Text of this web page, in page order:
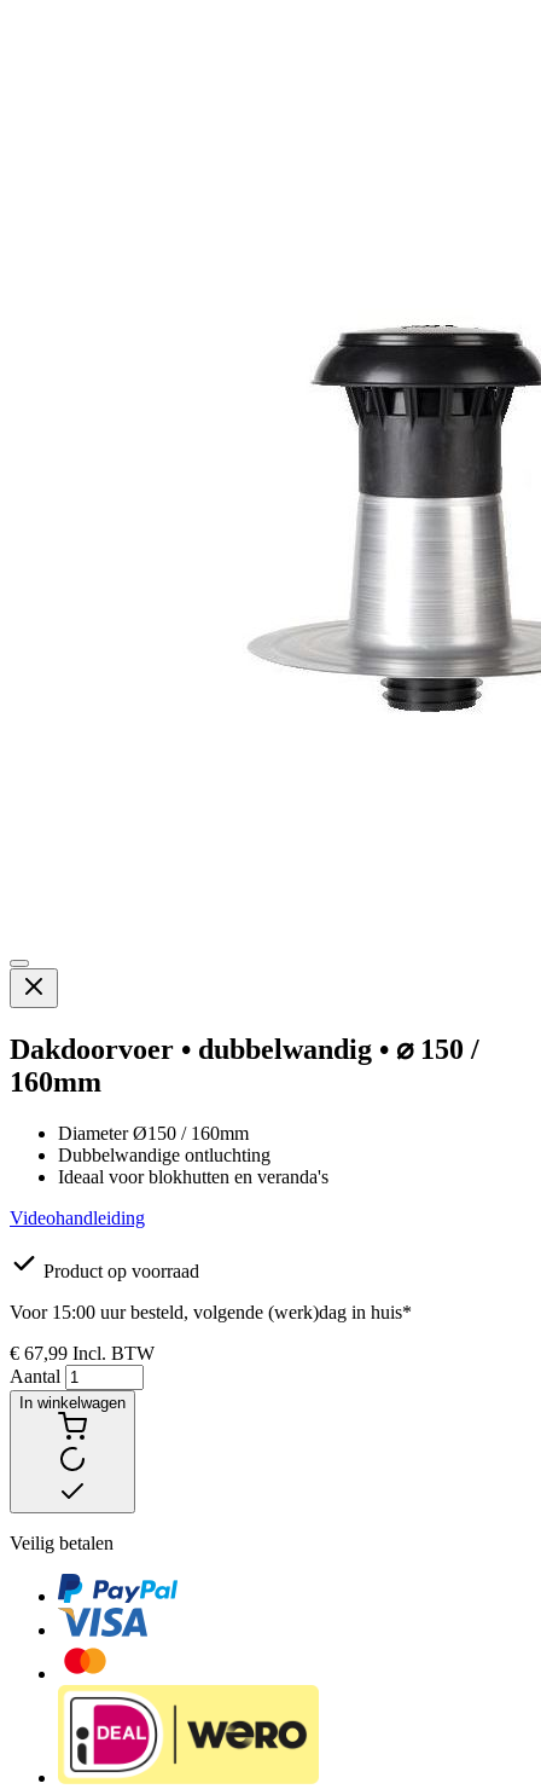
Dakdoorvoer • dubbelwandig • ⌀ 150 /
160mm
Diameter Ø150 / 160mm
Dubbelwandige ontluchting
Ideaal voor blokhutten en veranda's
Videohandleiding
Product op voorraad
Voor 15:00 uur besteld, volgende (werk)dag in huis*
€ 67,99 Incl. BTW
Aantal
In winkelwagen
Veilig betalen